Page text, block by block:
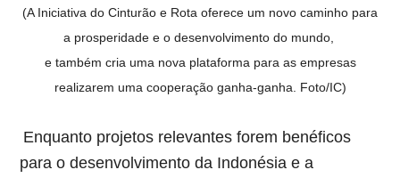
(A Iniciativa do Cinturão e Rota oferece um novo caminho para
a prosperidade e o desenvolvimento do mundo,
e também cria uma nova plataforma para as empresas
realizarem uma cooperação ganha-ganha. Foto/IC)
Enquanto projetos relevantes forem benéficos
para o desenvolvimento da Indonésia e a